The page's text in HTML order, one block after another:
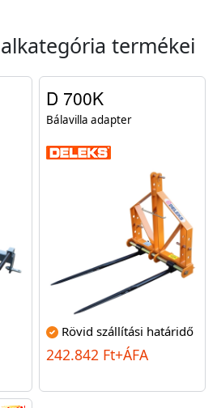
alkategória termékei
D 700K
Bálavilla adapter
Rövid szállítási határidő
242.842 Ft+ÁFA